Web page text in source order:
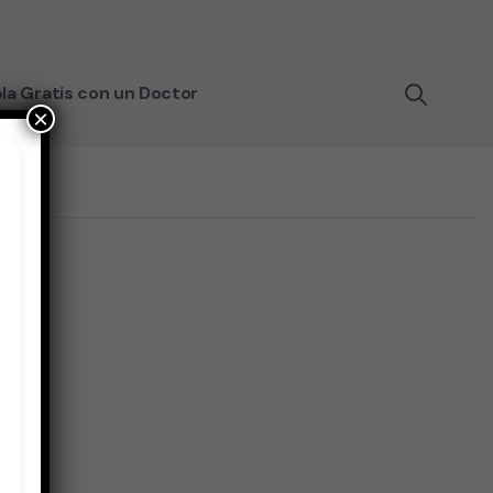
Gratis con un Doctor
×